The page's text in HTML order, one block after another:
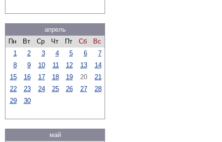
апрель
Пн
Вт Ср Чт Пт Сб
Вс
1
2 3 4 5 6
7
8
9 10 11 12 13
14
15
16 17 18 19 20
21
22
23 24 25 26 27
28
29
30
май